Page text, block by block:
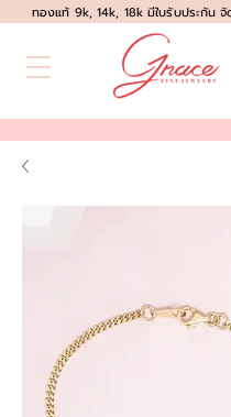
ทองแท้ 9k, 14k, 18k มีใบรับประกัน